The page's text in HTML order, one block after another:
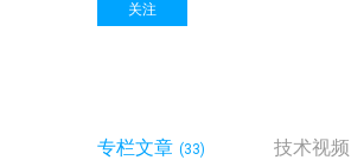
关注
专栏文章 (33) 技术视频